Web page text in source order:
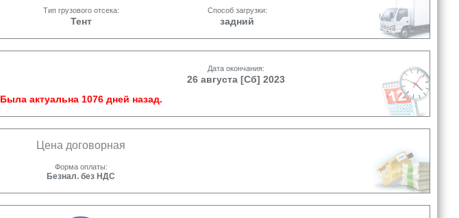
Тип грузового отсека:
Тент
Способ загрузки:
задний
Дата окончания:
26 августа [Сб] 2023
Была актуальна 1076 дней назад.
Цена договорная
Форма оплаты:
Безнал. без НДС